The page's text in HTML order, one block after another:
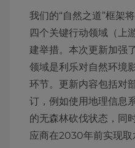
我们的“自然之道”框架
四个关键行动领域（上
建举措。本次更新加强
领域是利乐对自然环境
环节。更新内容包括对
订，例如使用地理信息
的无森林砍伐状态，同
应商在2030年前实现取